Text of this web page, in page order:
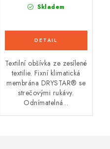
Skladem
Textilní obšívka ze zesílené
textilie. Fixní klimatická
membrána DRYSTAR® se
strečovými rukávy.
Odnímatelná...